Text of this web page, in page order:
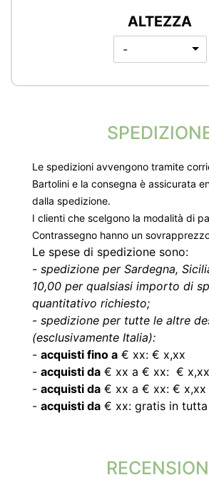
ALTEZZA
-
Le spedizioni avvengono tramite
Bartolini e la consegna è assicurata
dalla spedizione.
I clienti che scelgono la modalità di
Contrassegno hanno un
Le spese di spedizione sono:
- spedizione per Sardegna,
10,00 per qualsiasi importo di
quantitativo richiesto;
- spedizione per tutte le altre
(esclusivamente Italia):
- acquisti fino a € xx: € x,xx
- acquisti da € xx a € xx: € x,xx
- acquisti da € xx a € xx: € x,xx
- acquisti da € xx: gratis in tutta